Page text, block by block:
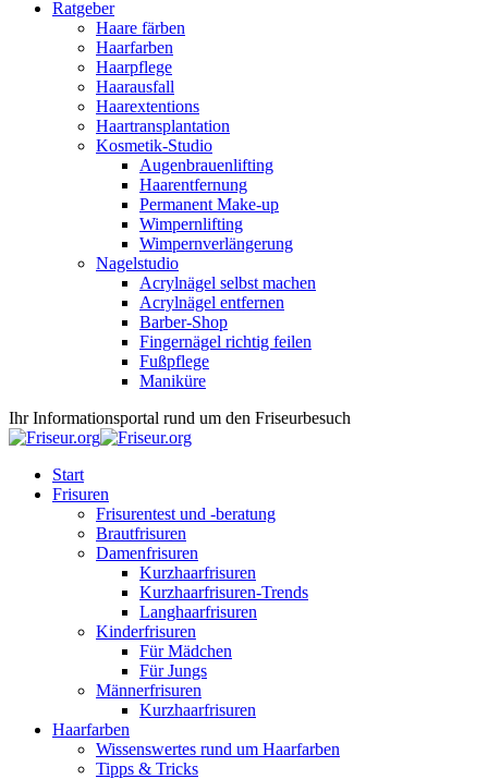
Ratgeber
Haare färben
Haarfarben
Haarpflege
Haarausfall
Haarextentions
Haartransplantation
Kosmetik-Studio
Augenbrauenlifting
Haarentfernung
Permanent Make-up
Wimpernlifting
Wimpernverlängerung
Nagelstudio
Acrylnägel selbst machen
Acrylnägel entfernen
Barber-Shop
Fingernägel richtig feilen
Fußpflege
Maniküre
Ihr Informationsportal rund um den Friseurbesuch
Start
Frisuren
Frisurentest und -beratung
Brautfrisuren
Damenfrisuren
Kurzhaarfrisuren
Kurzhaarfrisuren-Trends
Langhaarfrisuren
Kinderfrisuren
Für Mädchen
Für Jungs
Männerfrisuren
Kurzhaarfrisuren
Haarfarben
Wissenswertes rund um Haarfarben
Tipps & Tricks